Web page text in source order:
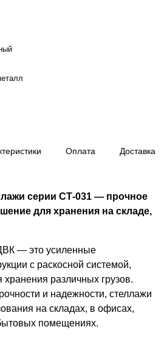
Оплата Доставка
серии СТ-031 — прочное
для хранения на складе,
— это усиленные
с раскосной системой,
различных грузов.
и надежности, стеллажи
на складах, в офисах,
помещениях.